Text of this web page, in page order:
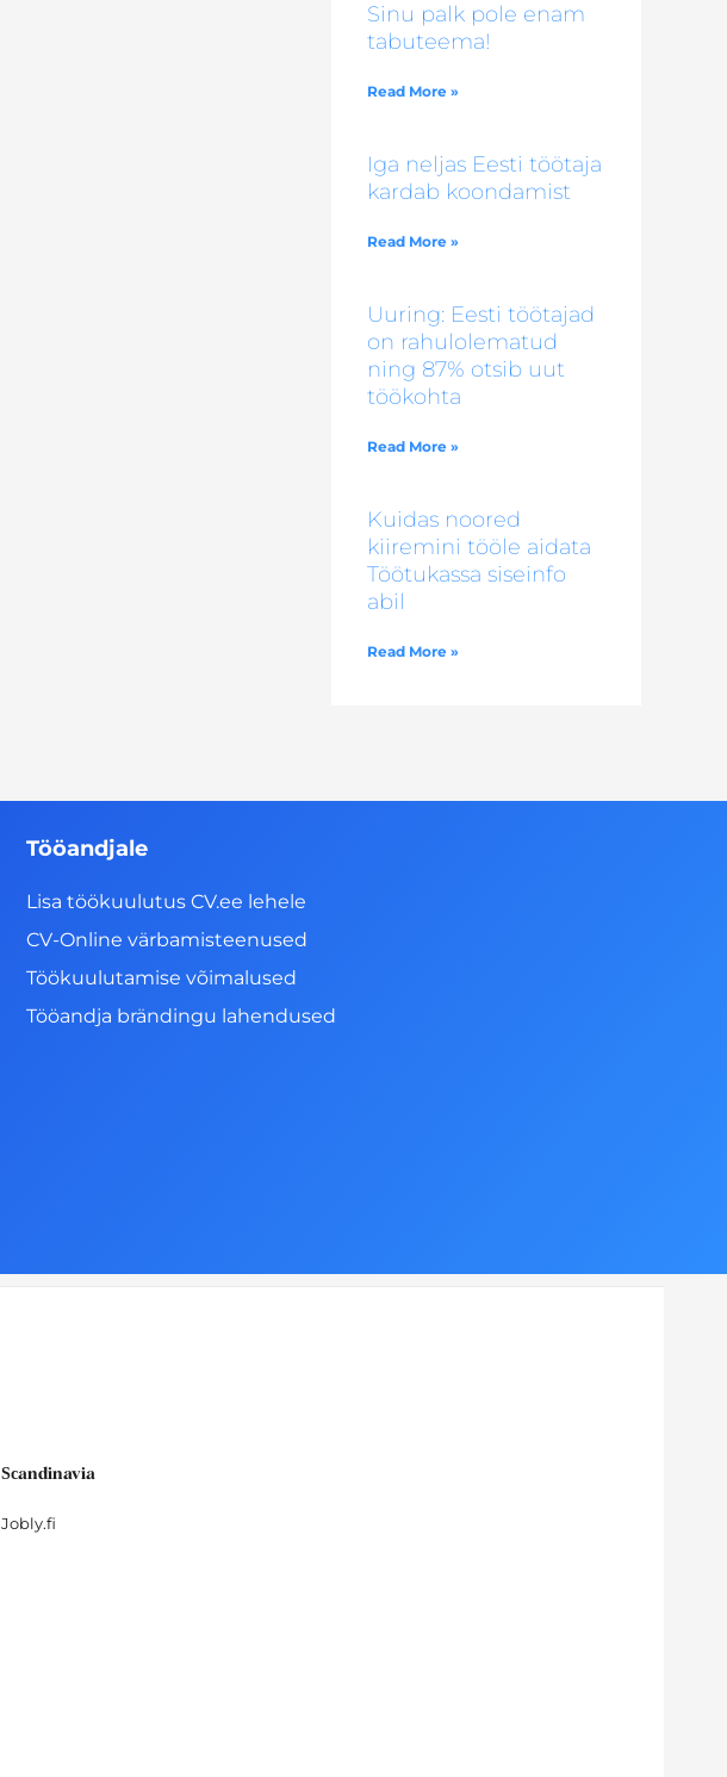
Sinu palk pole enam
tabuteema!
Read More »
Iga neljas Eesti töötaja
kardab koondamist
Read More »
Uuring: Eesti töötajad
on rahulolematud
ning 87% otsib uut
töökohta
Read More »
Kuidas noored
kiiremini tööle aidata
Töötukassa siseinfo
abil
Read More »
Tööandjale
Lisa töökuulutus CV.ee lehele
CV-Online värbamisteenused
Töökuulutamise võimalused
Tööandja brändingu lahendused
Scandinavia
Jobly.fi